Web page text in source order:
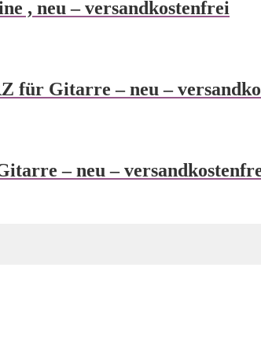
, neu – versandkostenfrei
für Gitarre – neu –
– neu –